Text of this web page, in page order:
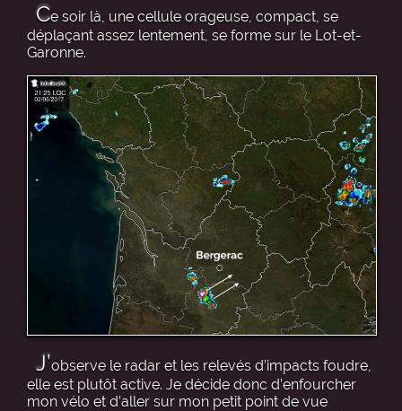
Ce soir là, une cellule orageuse, compact, se
déplaçant assez lentement, se forme sur le Lot-et-
Garonne.
J’observe le radar et les relevés d’impacts foudre,
elle est plutôt active. Je décide donc d’enfourcher
mon vélo et d’aller sur mon petit point de vue